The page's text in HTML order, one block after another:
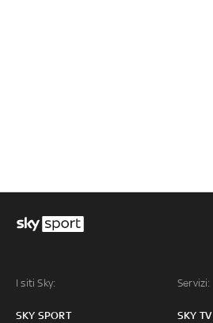
I siti Sky:
SKY SPORT
Servizi:
SKY TV